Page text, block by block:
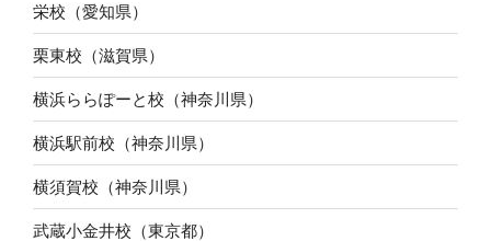
栄校（愛知県）
栗東校（滋賀県）
横浜ららぽーと校（神奈川県）
横浜駅前校（神奈川県）
横須賀校（神奈川県）
武蔵小金井校（東京都）